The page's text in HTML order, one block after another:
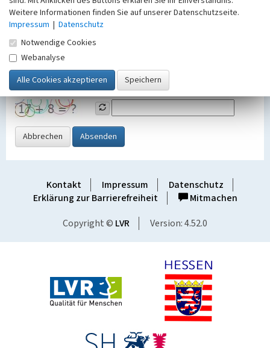
Nachricht
SicherheitsabfrageTragen Sie unten das Rechenergebnis aus der
Grafik ein
Abbrechen Absenden
Kontakt Impressum
Datenschutz
Erklärung zur Barrierefreiheit
Mitmachen
Copyright © LVR Version: 4.52.0
Weitere Informationen finden Sie auf unserer Datenschutzseite.
Impressum | Datenschutz
Notwendige Cookies
Webanalyse